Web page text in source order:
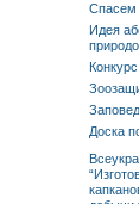
Спасем
Идея
Доска